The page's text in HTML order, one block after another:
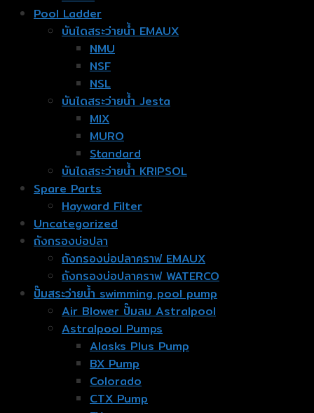
Pool Ladder
บันไดสระว่ายน้ำ EMAUX
NMU
NSF
NSL
บันไดสระว่ายน้ำ Jesta
MIX
MURO
Standard
บันไดสระว่ายน้ำ KRIPSOL
Spare Parts
Hayward Filter
Uncategorized
ถังกรองบ่อปลา
ถังกรองบ่อปลาคราฟ EMAUX
ถังกรองบ่อปลาคราฟ WATERCO
ปั๊มสระว่ายน้ำ swimming pool pump
Air Blower ปั๊มลม Astralpool
Astralpool Pumps
Alasks Plus Pump
BX Pump
Colorado
CTX Pump